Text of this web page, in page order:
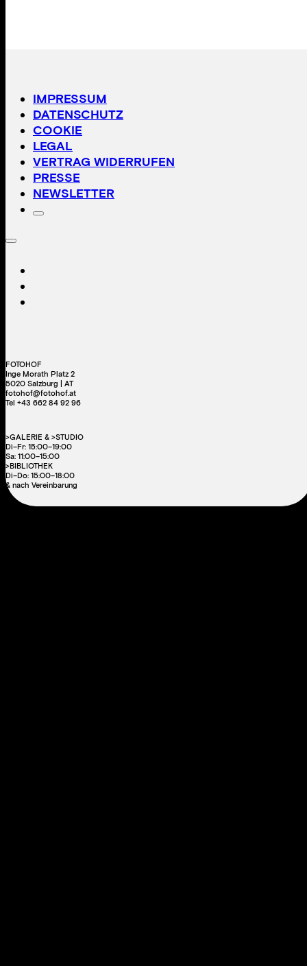
IMPRESSUM
DATENSCHUTZ
COOKIE
LEGAL
VERTRAG WIDERRUFEN
PRESSE
NEWSLETTER
FOTOHOF
Inge Morath Platz 2
5020 Salzburg | AT
fotohof@fotohof.at
Tel +43 662 84 92 96
>GALERIE & >STUDIO
Di–Fr: 15:00–19:00
Sa: 11:00–15:00
>BIBLIOTHEK
Di–Do: 15:00–18:00
& nach Vereinbarung